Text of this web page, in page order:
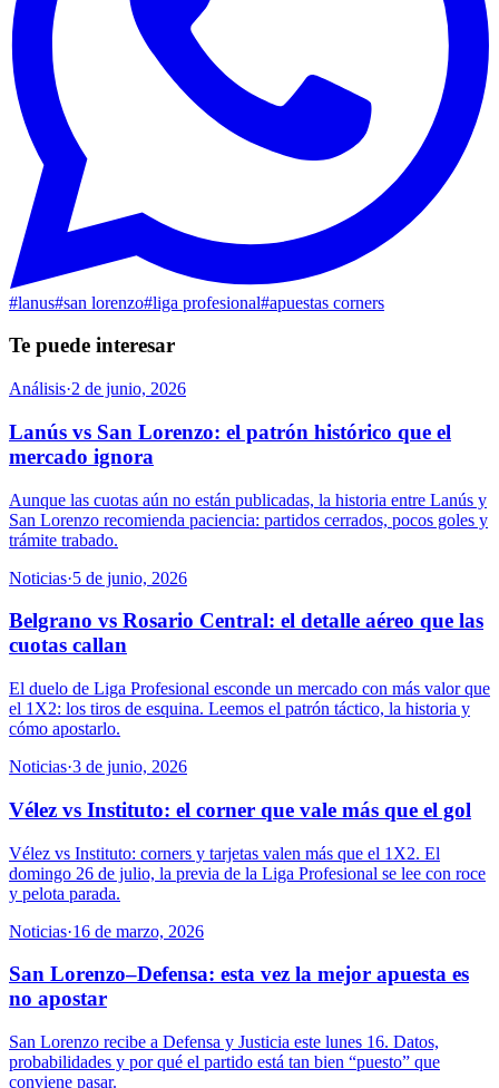
#lanus#san lorenzo#liga profesional#apuestas corners
Te puede interesar
Análisis·2 de junio, 2026
Lanús vs San Lorenzo: el patrón histórico que el
mercado ignora
Aunque las cuotas aún no están publicadas, la historia entre Lanús y
San Lorenzo recomienda paciencia: partidos cerrados, pocos goles y
trámite trabado.
Noticias·5 de junio, 2026
Belgrano vs Rosario Central: el detalle aéreo que las
cuotas callan
El duelo de Liga Profesional esconde un mercado con más valor que
el 1X2: los tiros de esquina. Leemos el patrón táctico, la historia y
cómo apostarlo.
Noticias·3 de junio, 2026
Vélez vs Instituto: el corner que vale más que el gol
Vélez vs Instituto: corners y tarjetas valen más que el 1X2. El
domingo 26 de julio, la previa de la Liga Profesional se lee con roce
y pelota parada.
Noticias·16 de marzo, 2026
San Lorenzo–Defensa: esta vez la mejor apuesta es
no apostar
San Lorenzo recibe a Defensa y Justicia este lunes 16. Datos,
probabilidades y por qué el partido está tan bien “puesto” que
conviene pasar.